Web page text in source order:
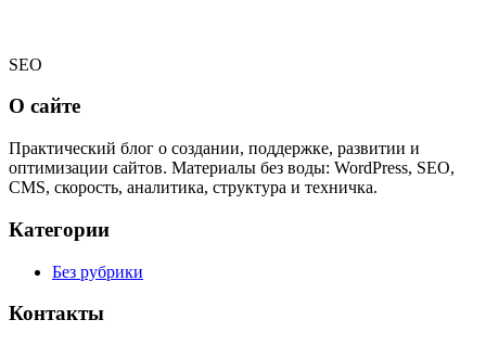
SEO
О сайте
Практический блог о создании, поддержке, развитии и
оптимизации сайтов. Материалы без воды: WordPress, SEO,
CMS, скорость, аналитика, структура и техничка.
Категории
Без рубрики
Контакты